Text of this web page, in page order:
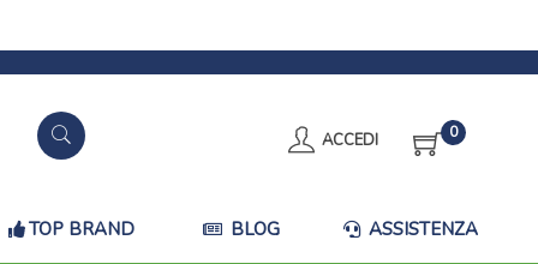
ACCEDI 0
TOP BRAND BLOG ASSISTENZA